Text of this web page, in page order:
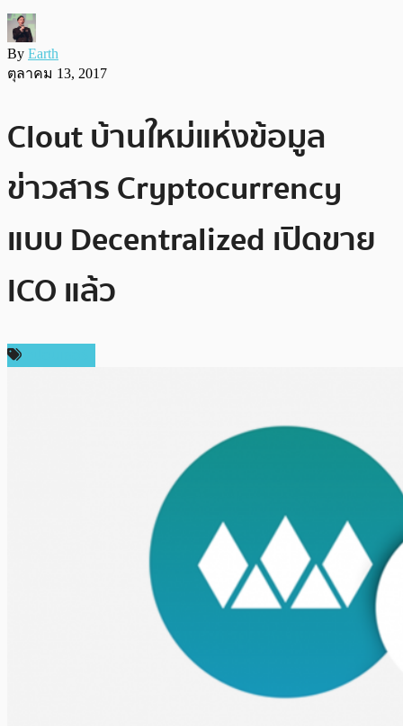
By Earth
ตุลาคม 13, 2017
Clout บ้านใหม่แห่งข้อมูล
ข่าวสาร Cryptocurrency
แบบ Decentralized เปิดขาย
ICO แล้ว